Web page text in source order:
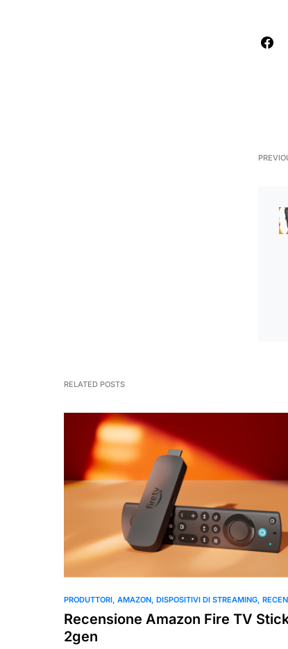
RELATED POSTS
PRODUTTORI AMAZON DISPOSITIVI DI STREAMING
Recensione Amazon Fire TV
2gen